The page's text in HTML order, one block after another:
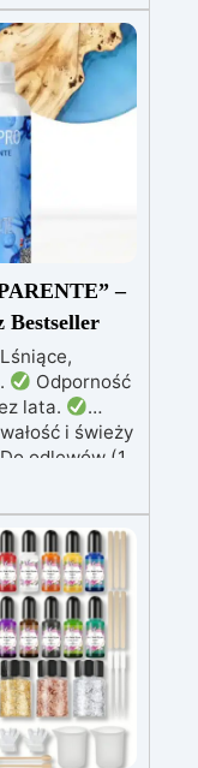
jakości
eliminująca
gładkie
do
skórą.
–
Bestseller
Odporność
lata.
i świeży
odlewów (1
i dzieł
lepkość, brak
i